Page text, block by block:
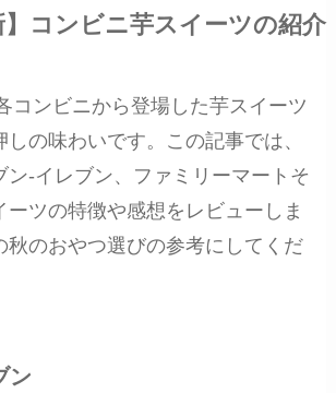
】コンビニ芋スイーツの紹介
コンビニから登場した芋スイーツ
の味わいです。この記事では、
ン-イレブン、ファミリーマートそ
ーツの特徴や感想をレビューしま
秋のおやつ選びの参考にしてくだ
ン